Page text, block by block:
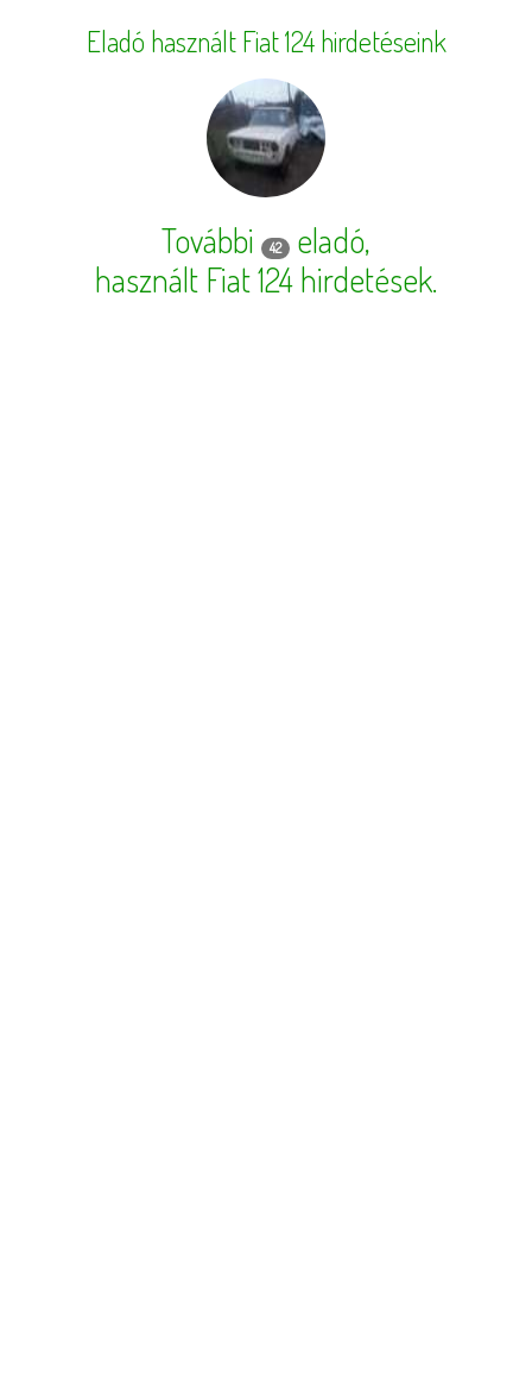
Eladó használt Fiat 124 hirdetéseink
További 42
eladó,
használt Fiat 124 hirdetések.